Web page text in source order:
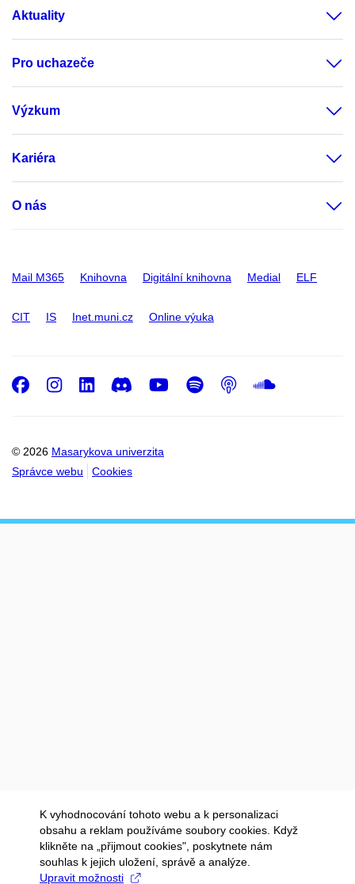
Aktuality
Pro uchazeče
Výzkum
Kariéra
O nás
Mail M365 Knihovna Digitální knihovna Medial ELF
CIT IS Inet.muni.cz Online výuka
© 2026 Masarykova univerzita
Správce webu
Cookies
Facebook
Instagram
LinkedIn
DiscordYoutube
Spotify
Podcast
K vyhodnocování tohoto webu a k personalizaci
obsahu a reklam používáme soubory cookies. Když
klikněte na „přijmout cookies", poskytnete nám
souhlas k jejich uložení, správě a analýze.
Upravit možnosti